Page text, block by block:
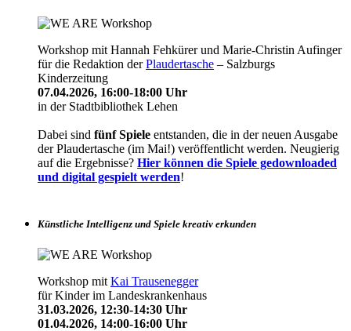
Workshop mit Hannah Fehkürer und Marie-Christin Aufinger
für die Redaktion derPlaudertasche – Salzburgs
Kinderzeitung
07.04.2026, 16:00-18:00 Uhr
in der Stadtbibliothek Lehen
Dabei sind fünf Spiele entstanden, die in der neuen Ausgabe
der Plaudertasche (im Mai!) veröffentlicht werden. Neugierig
auf die Ergebnisse? Hier können die Spiele gedownloaded
und digital gespielt werden!
Künstliche Intelligenz und Spiele kreativ erkunden
Workshop mit Kai Trausenegger
für Kinder im Landeskrankenhaus
31.03.2026, 12:30-14:30 Uhr
01.04.2026, 14:00-16:00 Uhr